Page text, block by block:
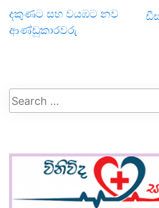
දකුණට සහ වයඹට නව
ආණ්ඩුකාරවරු